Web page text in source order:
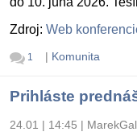
Zdroj: Web
1 | Komunita
Prihláste
24.01 | 14:45 |